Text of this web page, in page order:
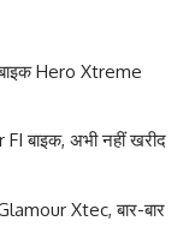
बाइक Hero Xtreme
बाइक, अभी नहीं खरीद
Xtec, बार-बार